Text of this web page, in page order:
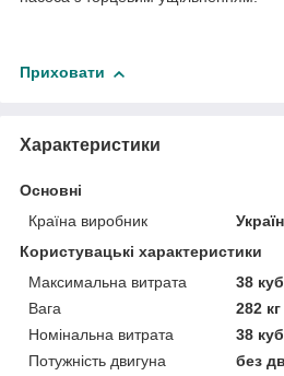
Приховати
Характеристики
Основні
Країна виробник
Користувацькi характеристики
Максимальна витрата
38
Вага
282 кг
Номінальна витрата
38
Потужність двигуна
без